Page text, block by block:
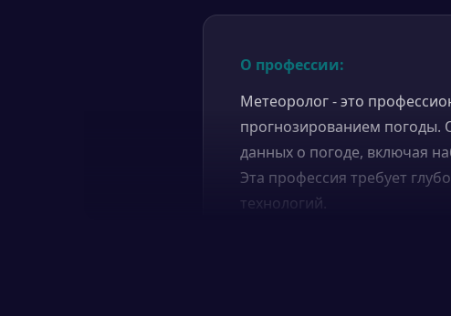
О профессии:
Метеоролог - это
прогнозированием погоды.
данных о погоде, включая
Эта профессия требует
технологий.
Метеорологи изучают